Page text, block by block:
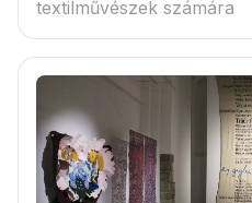
textilművészek számára